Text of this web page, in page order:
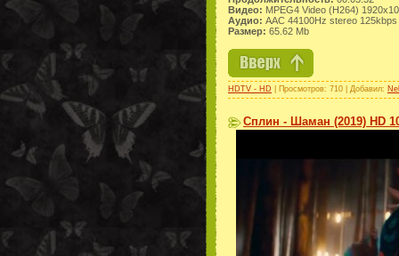
Видео: MPEG4 Video (H264)
Аудио: AAC 44100Hz stereo 125kbps
Размер: 65.62 Mb
HDTV - HD | Просмотров: 710 | Добавил:
Сплин - Шаман (2019) HD